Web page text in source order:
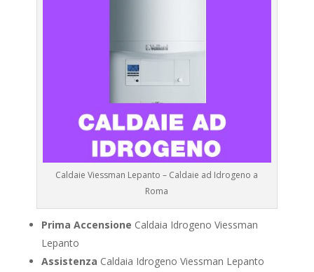
Caldaie Viessman Lepanto – Caldaie ad Idrogeno a
Roma
Prima Accensione Caldaia Idrogeno Viessman
Lepanto
Assistenza Caldaia Idrogeno Viessman Lepanto